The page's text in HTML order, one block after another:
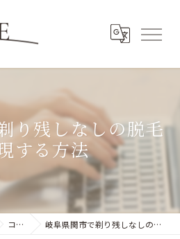
り残しなしの脱毛
する方法
コラム 岐阜県関市で剃り残しなしの脱毛を実現する方法